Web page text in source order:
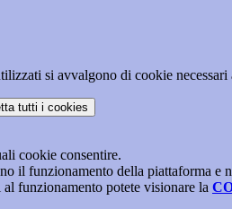
si avvalgono di cookie
tutti i cookies
cookie consentire.
il funzionamento della piattaforma e
funzionamento potete visionare la